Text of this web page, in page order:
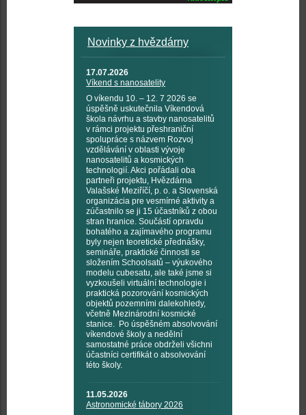
Novinky z hvězdárny
17.07.2026
Víkend s nanosatelity
O víkendu 10. – 12. 7 2026 se
úspěšně uskutečnila Víkendová
škola návrhu a stavby nanosatelitů
v rámci projektu přeshraniční
spolupráce s názvem Rozvoj
vzdělávání v oblasti vývoje
nanosatelitů a kosmických
technologií. Akci pořádali oba
partneři projektu, Hvězdárna
Valašské Meziříčí, p. o. a Slovenská
organizácia pre vesmírné aktivity a
zúčastnilo se ji 15 účastníků z obou
stran hranice. Součástí opravdu
bohatého a zajímavého programu
byly nejen teoretické přednášky,
semináře, praktické činnosti se
složením Schoolsatů – výukového
modelu cubesatu, ale také jsme si
vyzkoušeli virtuální technologie i
praktická pozorování kosmických
objektů pozemními dalekohledy,
včetně Mezinárodní kosmické
stanice. Po úspěšném absolvování
víkendové školy a nedělní
samostatné práce obdrželi všichni
účastníci certifikát o absolvování
této školy.
11.05.2026
Astronomické tábory 2026